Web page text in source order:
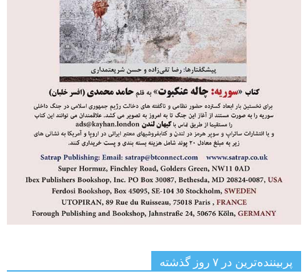
پربیننده‌ترین‌ در ۷ روز گذشته